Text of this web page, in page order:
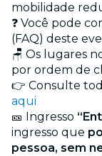
mobilidade
❓ Você pode
(FAQ) deste
🪑 Os lugares
por ordem de
👉 Consulte
aqui
🎫 Ingresso
ingresso que
pessoa, sem